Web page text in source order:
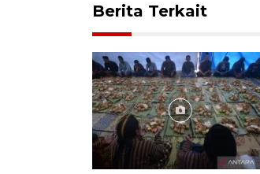
Berita Terkait